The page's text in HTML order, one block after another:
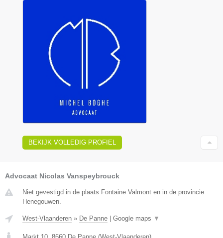
BEKIJK VOLLEDIG PROFIEL
Advocaat Nicolas Vanspeybrouck
Niet gevestigd in de plaats Fontaine Valmont en in de provincie
Henegouwen.
West-Vlaanderen » De Panne Google maps ▼